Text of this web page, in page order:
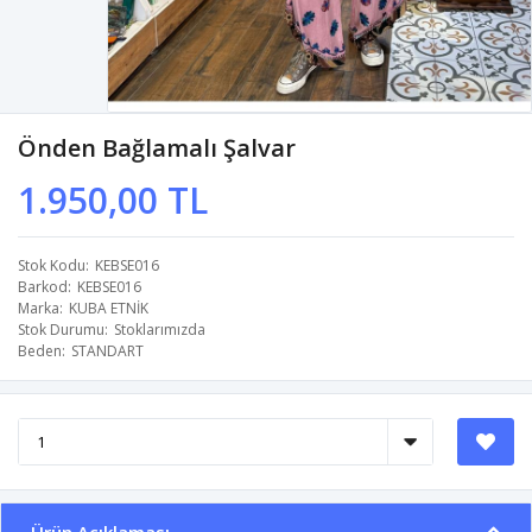
Önden Bağlamalı Şalvar
1.950,00 TL
Stok Kodu KEBSE016
Barkod KEBSE016
Marka KUBA ETNİK
Stok Durumu Stoklarımızda
Beden STANDART